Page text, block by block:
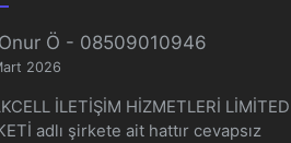
Ö - 08509010946
2026
İLETİŞİM HİZMETLERİ LİMİTED
adlı şirkete ait hattır cevapsız